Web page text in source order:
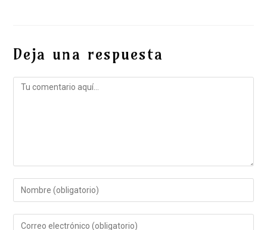
Deja una respuesta
Comentario
Introduce
tu
nombre
Introduce